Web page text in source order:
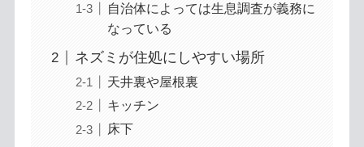
自治体によっては生息調査が義務に
なっている
ネズミが住処にしやすい場所
天井裏や屋根裏
キッチン
床下